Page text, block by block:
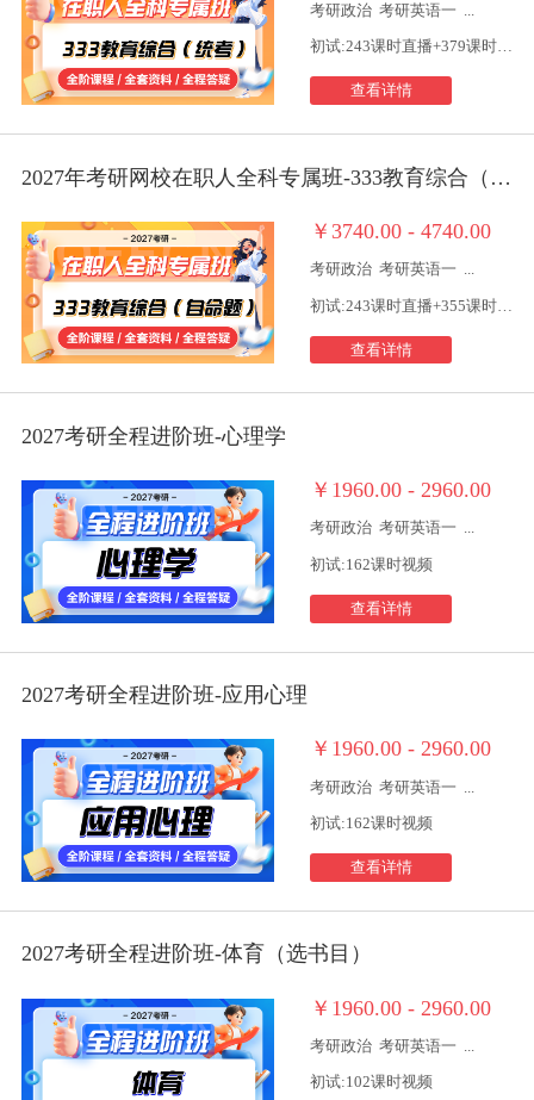
考研政治 考研英语一 ...
初试:243课时直播+379课时视频
查看详情
2027年考研网校在职人全科专属班-333教育综合（自命题）
￥3740.00 - 4740.00
考研政治 考研英语一 ...
初试:243课时直播+355课时视频
查看详情
2027考研全程进阶班-心理学
￥1960.00 - 2960.00
考研政治 考研英语一 ...
初试:162课时视频
查看详情
2027考研全程进阶班-应用心理
￥1960.00 - 2960.00
考研政治 考研英语一
初试:162课时视频
查看详情
2027考研全程进阶班-体育（选书目）
￥1960.00 - 2960.00
考研政治 考研英语一
初试:102课时视频